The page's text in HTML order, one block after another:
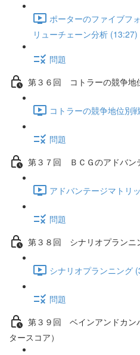
ポーターのファイブフ
リューチェーン分析 (13:27)
問題
第３６回 コトラーの競争地
コトラーの競争地位別
問題
第３７回 ＢＣＧのアドバン
アドバンテージマトリ
問題
第３８回 シナリオプランニ
シナリオプランニング
問題
第３９回 ベインアンドカン
タースコア）